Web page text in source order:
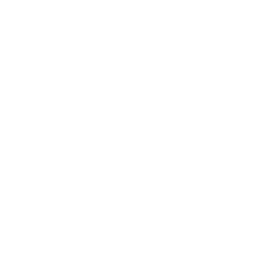
MUTUM - MT, Bairro